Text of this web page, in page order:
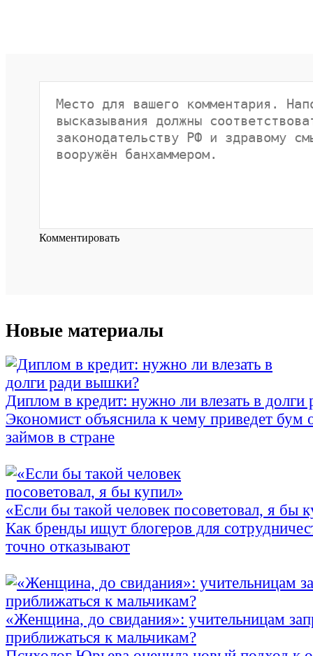
Комментировать
Новые материалы
Диплом в кредит: нужно ли влезать в
Экономист объяснила к чему приведет бум
займов в стране
«Если бы такой человек посоветовал, я бы
Как бренды ищут блогеров для
точно отказывают
«Женщина, до свидания»: учительницам
приближаться к мальчикам?